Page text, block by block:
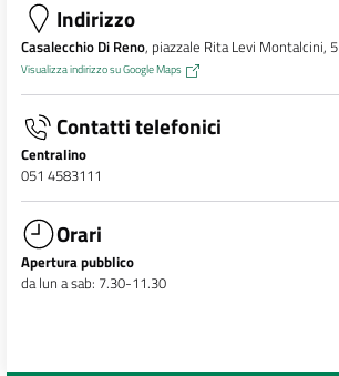
Indirizzo
Casalecchio Di Reno, piazzale Rita Levi Montalcini, 5
Visualizza indirizzo su Google Maps
Contatti telefonici
Centralino
051 4583111
Orari
Apertura pubblico
da lun a sab: 7.30-11.30